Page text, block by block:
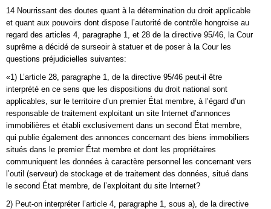
14 Nourrissant des doutes quant à la détermination du droit applicable
et quant aux pouvoirs dont dispose l’autorité de contrôle hongroise au
regard des articles 4, paragraphe 1, et 28 de la directive 95/46, la Cour
suprême a décidé de surseoir à statuer et de poser à la Cour les
questions préjudicielles suivantes:
«1) L’article 28, paragraphe 1, de la directive 95/46 peut-il être
interprété en ce sens que les dispositions du droit national sont
applicables, sur le territoire d’un premier État membre, à l’égard d’un
responsable de traitement exploitant un site Internet d’annonces
immobilières et établi exclusivement dans un second État membre,
qui publie également des annonces concernant des biens immobiliers
situés dans le premier État membre et dont les propriétaires
communiquent les données à caractère personnel les concernant vers
l’outil (serveur) de stockage et de traitement des données, situé dans
le second État membre, de l’exploitant du site Internet?
2) Peut-on interpréter l’article 4, paragraphe 1, sous a), de la directive